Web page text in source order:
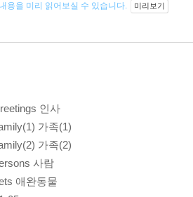
용을 미리 읽어보실 수 있습니다. 미리보기
인사
가족(1)
가족(2)
사람
애완동물